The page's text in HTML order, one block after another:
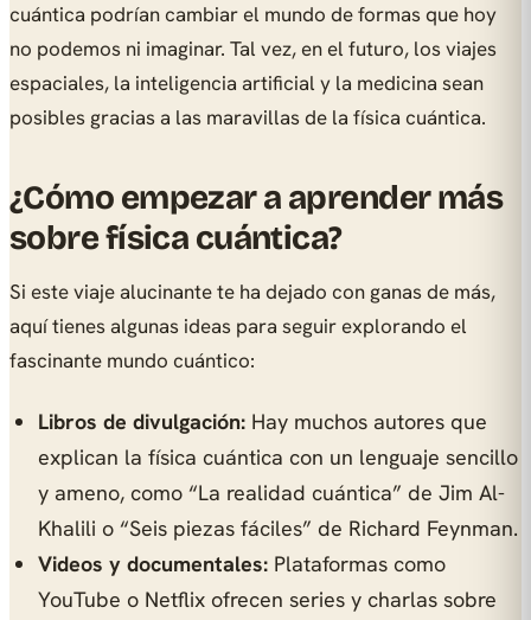
cuántica podrían cambiar el mundo de formas que hoy
no podemos ni imaginar. Tal vez, en el futuro, los viajes
espaciales, la inteligencia artificial y la medicina sean
posibles gracias a las maravillas de la física cuántica.
¿Cómo empezar a aprender más
sobre física cuántica?
Si este viaje alucinante te ha dejado con ganas de más,
aquí tienes algunas ideas para seguir explorando el
fascinante mundo cuántico:
Libros de divulgación: Hay muchos autores que
explican la física cuántica con un lenguaje sencillo
y ameno, como “La realidad cuántica” de Jim Al-
Khalili o “Seis piezas fáciles” de Richard Feynman.
Videos y documentales: Plataformas como
YouTube o Netflix ofrecen series y charlas sobre